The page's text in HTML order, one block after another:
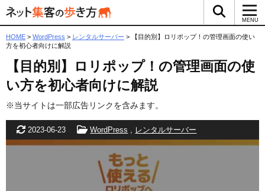
メ
MENU
検索ボ
HOME > WordPress > レンタルサーバー >
【目的別】ロリポップ！の管理画面の使い
方を初心者向けに解説
【目的別】ロリポップ！の管理画面の使
い方を初心者向けに解説
※当サイトは一部広告リンクを含みます。
更新日
2023-06-23 カテゴリー
WordPress , レンタルサーバー